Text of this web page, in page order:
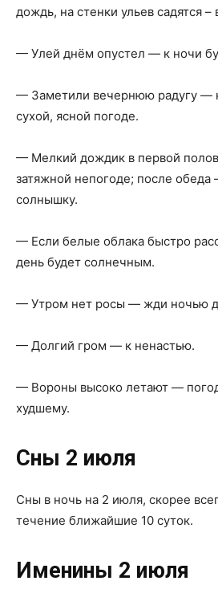
дождь, на стенки ульев садятся
— Улей днём опустел — к ночи
— Заметили вечернюю радугу —
сухой, ясной погоде.
— Мелкий дождик в первой
затяжной непогоде; после
солнышку.
— Если белые облака быстро
день будет солнечным.
— Утром нет росы — жди ночью
— Долгий гром — к ненастью.
— Вороны высоко летают —
худшему.
Сны 2 июля
Сны в ночь на 2 июля, скорее
течение ближайшие 10 суток.
Именины 2 июля